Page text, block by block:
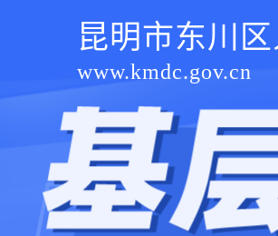
昆明市东川
www.kmdc.gov.cn